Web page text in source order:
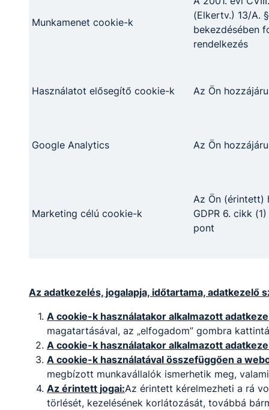
nagyrabecsülés azon tanárok iránt, akik
Pénteken öt éves technikumi tanulmányait
Partnereink
Munkamenet cookie-k
(Elkertv.) 13/A.
bekezdésében
rendelkezés
Használatot elősegítő cookie-k Az Ön
Google Analytics Az Ön
Marketing célú cookie-k
Az Ön (érintett)
GDPR 6. cikk
pont
Az adatkezelés, jogalapja, időtartama, adatkezelő
A cookie-k használatakor alkalmazott
magatartásával, az „elfogadom” gombra
A cookie-k használatakor alkalmazott
A cookie-k használatával összefüggően a
megbízott munkavállalók ismerhetik meg,
Az érintett jogai:Az érintett kérelmezheti a rá
törlését, kezelésének korlátozását, továbbá